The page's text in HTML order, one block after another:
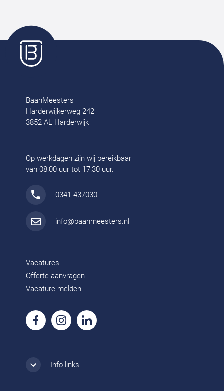
BaanMeesters
Harderwijkerweg 242
3852 AL Harderwijk
Op werkdagen zijn wij bereikbaar
van 08:00 uur tot 17:30 uur.
0341-437030
info@baanmeesters.nl
Vacatures
Offerte aanvragen
Vacature melden
Info links